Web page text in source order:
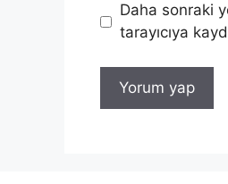
Daha sonraki
tarayıcıya